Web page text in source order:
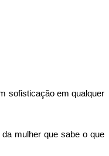
sofisticação em qualquer
mulher que sabe o que